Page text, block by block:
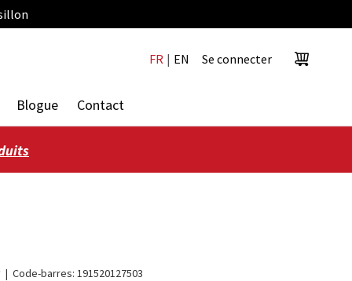
FR | EN Se connecter
Panier
Blogue Contact
|Code-barres: 191520127503